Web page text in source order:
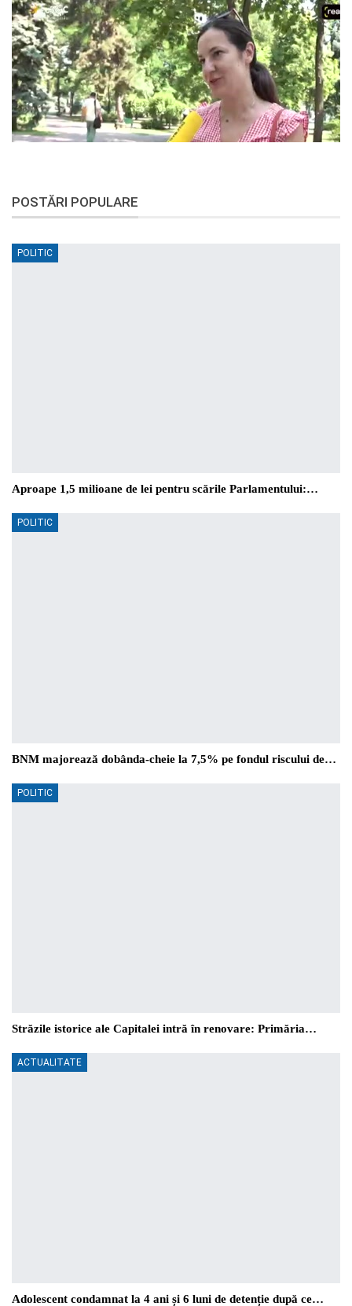
POSTĂRI POPULARE
POLITIC
Aproape 1,5 milioane de lei pentru scările Parlamentului:…
POLITIC
BNM majorează dobânda-cheie la 7,5% pe fondul riscului de…
POLITIC
Străzile istorice ale Capitalei intră în renovare: Primăria…
ACTUALITATE
Adolescent condamnat la 4 ani și 6 luni de detenție după ce…